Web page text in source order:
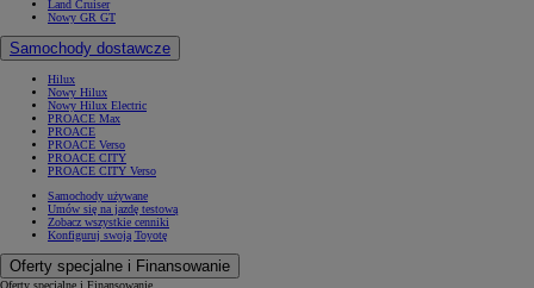
Land Cruiser
Nowy GR GT
Samochody dostawcze
Hilux
Nowy Hilux
Nowy Hilux Electric
PROACE Max
PROACE
PROACE Verso
PROACE CITY
PROACE CITY Verso
Samochody używane
Umów się na jazdę testową
Zobacz wszystkie cenniki
Konfiguruj swoją Toyotę
Oferty specjalne i Finansowanie
Oferty specjalne i Finansowanie